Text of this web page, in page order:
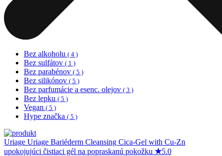
Bez alkoholu ( 4 )
Bez sulfátov ( 1 )
Bez parabénov ( 5 )
Bez silikónov ( 5 )
Bez parfumácie a esenc. olejov ( 3 )
Bez lepku ( 5 )
Vegan ( 5 )
Hype značka ( 5 )
Uriage Uriage Bariéderm Cleansing Cica-Gel with Cu-Zn
upokojujúci čistiaci gél na popraskanú pokožku ★5.0